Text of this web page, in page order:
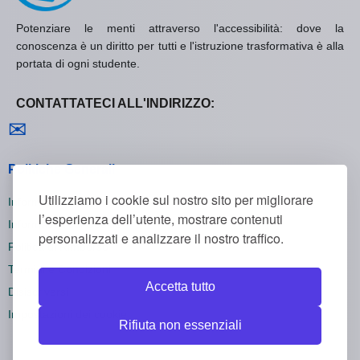
Utilizziamo i cookie sul nostro sito per migliorare
l’esperienza dell’utente, mostrare contenuti
personalizzati e analizzare il nostro traffico.
Accetta tutto
Rifiuta non essenziali
Potenziare le menti attraverso l'accessibilità: dove la
conoscenza è un diritto per tutti e l'istruzione trasformativa è alla
portata di ogni studente.
CONTATTATECI ALL'INDIRIZZO:
✉
Politiche Generali
Informativa sulla Privacy
Informativa sui Cookie
Politica di Rimborso
Termini e Condizioni
Disiscriversi
Impostazioni dei cookie